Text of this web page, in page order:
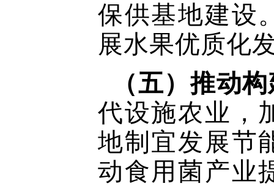
保供基地建设
展水果优质化
（五）推动
代设施农业，
地制宜发展节
动食用菌产业